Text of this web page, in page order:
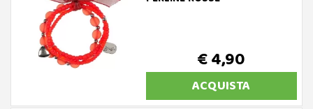
€ 4,90
ACQUISTA